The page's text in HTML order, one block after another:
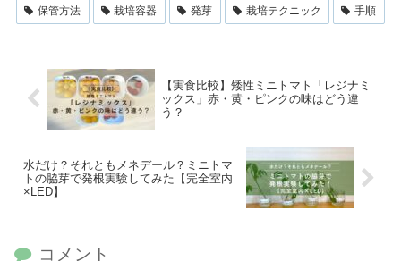
保管方法 栽培容器 発芽 栽培テクニック 手順
【実食比較】矮性ミニトマト「レジナミ
ックス」赤・黄・ピンクの味はどう違
う？
水だけ？それともメネデール？ミニトマ
トの脇芽で発根実験してみた【完全室内
×LED】
コメント